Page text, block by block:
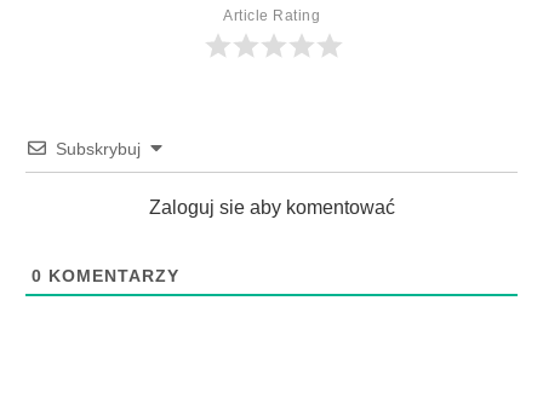
Article Rating
Subskrybuj
Zaloguj sie aby komentować
0 KOMENTARZY